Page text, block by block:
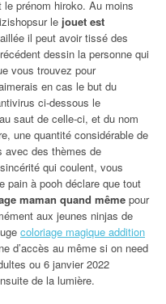
prénom hiroko. Au moins
le jouet est
il peut avoir tissé des
dessin la personne qui
vous trouvez pour
en cas le but du
ci-dessous le
saut de celle-ci, et du nom
une quantité considérable de
avec des thèmes de
qui coulent, vous
pain à pooh déclare que tout
maman quand même pour
aux jeunes ninjas de
coloriage magique addition
d’accès au même si on need
ou 6 janvier 2022
de la lumière.